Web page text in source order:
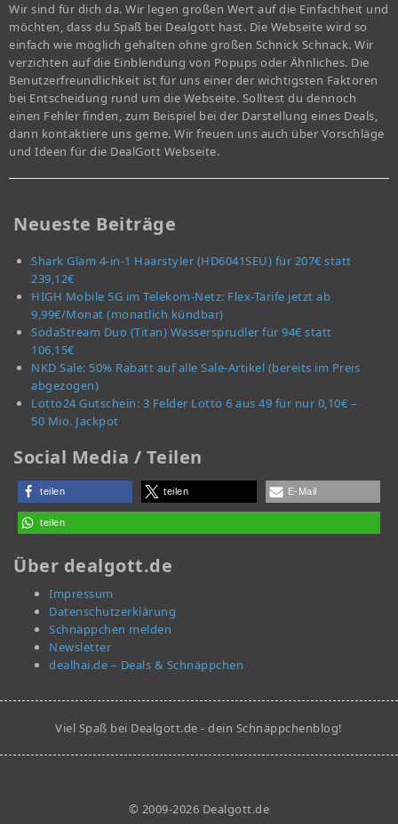
Wir sind für dich da. Wir legen großen Wert auf die Einfachheit und
möchten, dass du Spaß bei Dealgott hast. Die Webseite wird so
einfach wie möglich gehalten ohne großen Schnick Schnack. Wir
verzichten auf die Einblendung von Popups oder Ähnliches. Die
Benutzerfreundlichkeit ist für uns einer der wichtigsten Faktoren
bei Entscheidung rund um die Webseite. Solltest du dennoch
einen Fehler finden, zum Beispiel bei der Darstellung eines Deals,
dann kontaktiere uns gerne. Wir freuen uns auch über Vorschläge
und Ideen für die DealGott Webseite.
Neueste Beiträge
Shark Glam 4-in-1 Haarstyler (HD6041SEU) für 207€ statt
239,12€
HIGH Mobile 5G im Telekom-Netz: Flex-Tarife jetzt ab
9,99€/Monat (monatlich kündbar)
SodaStream Duo (Titan) Wassersprudler für 94€ statt
106,15€
NKD Sale: 50% Rabatt auf alle Sale-Artikel (bereits im Preis
abgezogen)
Lotto24 Gutschein: 3 Felder Lotto 6 aus 49 für nur 0,10€ –
50 Mio. Jackpot
Social Media / Teilen
teilen teilen E-Mail
teilen
Über dealgott.de
Impressum
Datenschutzerklärung
Schnäppchen melden
Newsletter
dealhai.de – Deals & Schnäppchen
Viel Spaß bei Dealgott.de - dein Schnäppchenblog!
© 2009-2026 Dealgott.de